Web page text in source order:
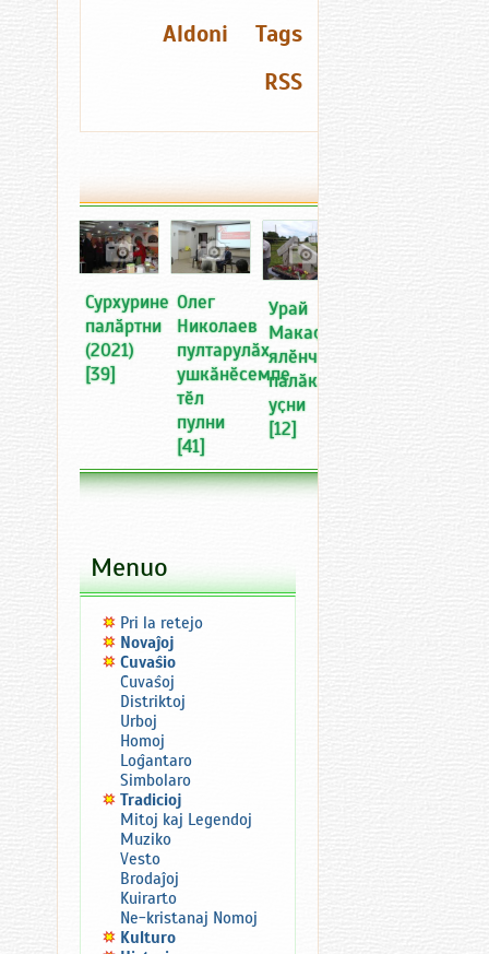
Tags
Aldoni
RSS
Сурхурине
палӑртни
(2021)
[39]
Олег
Николаев
пултарулӑх
ушкӑнӗсемпе
тӗл
пулни
[41]
Урай
Макаҫ
ялӗнчи
палӑка
уҫни
[12]
Menuo
Pri la retejo
Novaĵoj
Ĉuvaŝio
Ĉuvaŝoj
Distriktoj
Urboj
Homoj
Loĝantaro
Simbolaro
Tradicioj
Mitoj kaj Legendoj
Muziko
Vesto
Brodaĵoj
Kuirarto
Ne-kristanaj Nomoj
Kulturo